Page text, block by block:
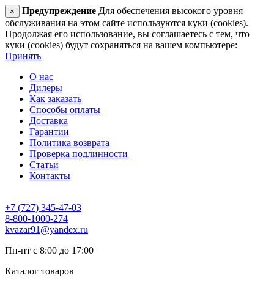
× Предупреждение Для обеспечения высокого уровня
обслуживания на этом сайте используются куки (cookies).
Продолжая его использование, вы соглашаетесь с тем, что
куки (cookies) будут сохраняться на вашем компьютере:
Принять
О нас
Дилеры
Как заказать
Способы оплаты
Доставка
Гарантии
Политика возврата
Проверка подлинности
Статьи
Контакты
+7 (727) 345-47-03
8-800-1000-274
kvazar91@yandex.ru
Пн-пт с 8:00 до 17:00
Каталог товаров